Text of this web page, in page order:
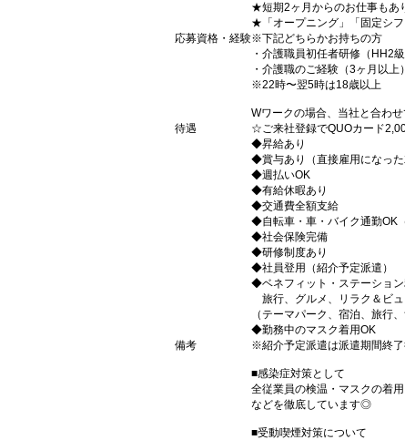
★短期2ヶ月からのお仕事もあ
★「オープニング」「固定シ
応募資格・経験※下記どちらかお持ちの方
・介護職員初任者研修（HH2
・介護職のご経験（3ヶ月以上）
※22時〜翌5時は18歳以上
Wワークの場合、当社と合わ
待遇
☆ご来社登録でQUOカード
◆昇給あり
◆賞与あり（直接雇用になった
◆週払いOK
◆有給休暇あり
◆交通費全額支給
◆自転車・車・バイク通勤OK
◆社会保険完備
◆研修制度あり
◆社員登用（紹介予定派遣）
◆ベネフィット・ステーショ
旅行、グルメ、リラク＆ビュ
（テーマパーク、宿泊、旅行
◆勤務中のマスク着用OK
備考
※紹介予定派遣は派遣期間終了
■感染症対策として
全従業員の検温・マスクの着
などを徹底しています◎
■受動喫煙対策について